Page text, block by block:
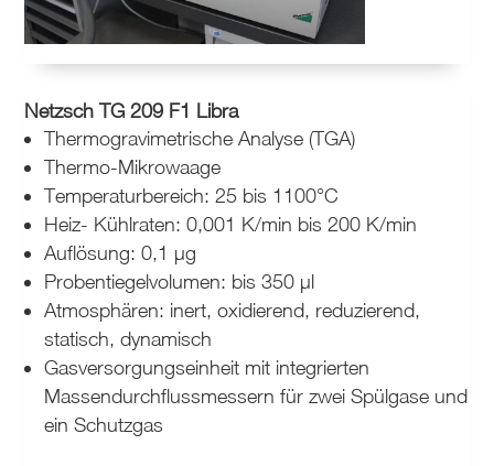
Netzsch TG 209 F1 Libra
Thermogravimetrische Analyse (TGA)
Thermo-Mikrowaage
Temperaturbereich: 25 bis 1100°C
Heiz- Kühlraten: 0,001 K/min bis 200 K/min
Auflösung: 0,1 µg
Probentiegelvolumen: bis 350 µl
Atmosphären: inert, oxidierend, reduzierend,
statisch, dynamisch
Gasversorgungseinheit mit integrierten
Massendurchflussmessernfür zwei Spülgase und
ein Schutzgas